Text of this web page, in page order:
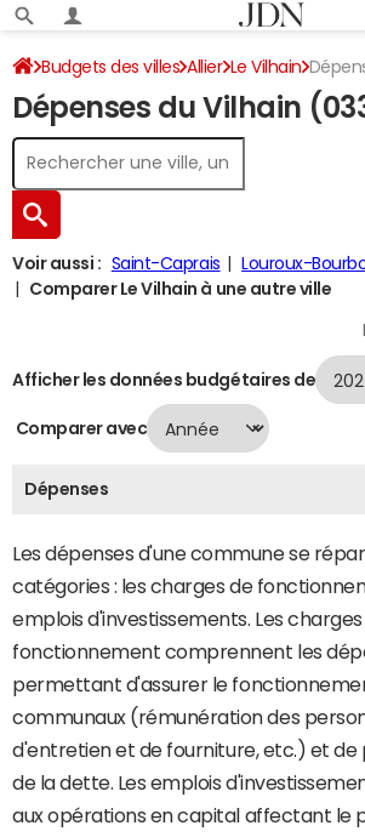
Budgets des villes Allier Le Vilhain
Dépenses du Vilhain
Voir aussi : Saint-Caprais Louroux-
Comparer Le Vilhain à une autre ville
Afficher les données budgétaires de
Comparer avec
Dépenses
Les dépenses d'une commune se
catégories : les charges de
emplois d'investissements. Les
fonctionnement comprennent les
permettant d'assurer le
communaux (rémunération des
d'entretien et de fourniture, etc.) et de
de la dette. Les emplois
aux opérations en capital affectant le